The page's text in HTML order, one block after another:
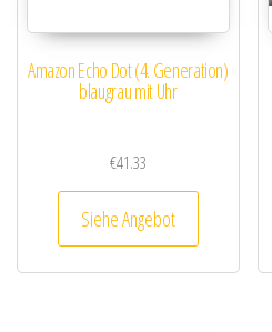
Amazon Echo Dot (4. Generation)
blaugrau mit Uhr
€41.33
Siehe Angebot